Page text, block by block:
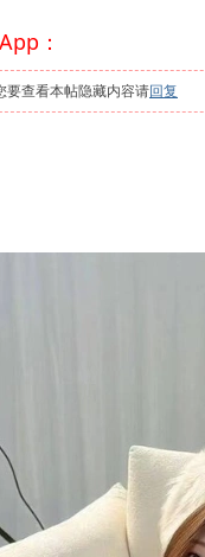
：
要查看本帖隐藏内容请回复